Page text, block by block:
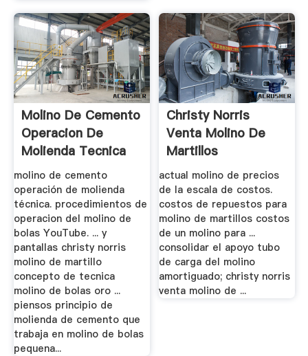
Molino De Cemento
Operacion De
Molienda Tecnica
molino de cemento
operación de molienda
técnica. procedimientos de
operacion del molino de
bolas YouTube. ... y
pantallas christy norris
molino de martillo
concepto de tecnica
molino de bolas oro ...
piensos principio de
molienda de cemento que
trabaja en molino de bolas
pequena...
Christy Norris
Venta Molino De
Martillos
actual molino de precios
de la escala de costos.
costos de repuestos para
molino de martillos costos
de un molino para ...
consolidar el apoyo tubo
de carga del molino
amortiguado; christy norris
venta molino de ...